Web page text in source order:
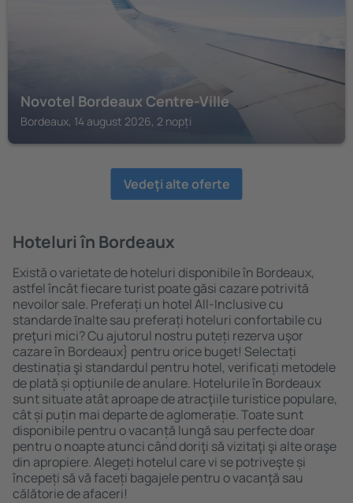
Novotel Bordeaux Centre-Ville
Bordeaux, 14 august 2026, 2 nopți
Vedeţi alte oferte
Hoteluri în Bordeaux
Există o varietate de hoteluri disponibile în Bordeaux,
astfel încât fiecare turist poate găsi cazare potrivită
nevoilor sale. Preferați un hotel All-Inclusive cu
standarde ȋnalte sau preferați hoteluri confortabile cu
preţuri mici? Cu ajutorul nostru puteți rezerva uşor
cazare în Bordeaux} pentru orice buget! Selectați
destinația şi standardul pentru hotel, verificați metodele
de plată și opțiunile de anulare. Hotelurile în Bordeaux
sunt situate atât aproape de atracţiile turistice populare,
cât și puțin mai departe de aglomerație. Toate sunt
disponibile pentru o vacanță lungă sau perfecte doar
pentru o noapte atunci când doriţi să vizitaţi şi alte oraşe
din apropiere. Alegeți hotelul care vi se potriveşte și
începeți să vă faceți bagajele pentru o vacanţă sau
călătorie de afaceri!